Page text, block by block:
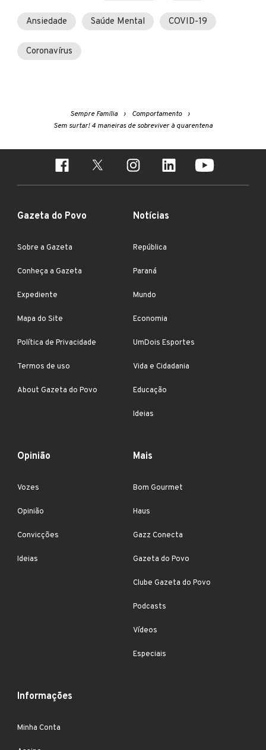
Ansiedade Saúde Mental COVID-19
Coronavírus
Sempre Família
Comportamento
Sem surtar! 4 maneiras de sobreviver à quarentena
Gazeta do Povo
Sobre a Gazeta
Conheça a Gazeta
Expediente
Mapa do Site
Política de Privacidade
Termos de uso
About Gazeta do Povo
Notícias
República
Paraná
Mundo
Economia
UmDois Esportes
Vida e Cidadania
Educação
Ideias
Opinião
Vozes
Opinião
Convicções
Ideias
Mais
Bom Gourmet
Haus
Gazz Conecta
Gazeta do Povo
Clube Gazeta do Povo
Podcasts
Vídeos
Especiais
Informações
Minha Conta